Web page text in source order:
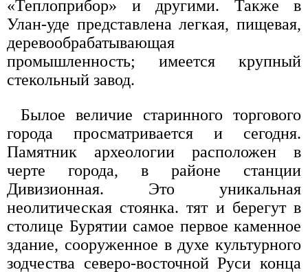
«Теплоприбор» и другими. Также в
Улан-уде представлена легкая, пищевая,
деревообрабатывающая
промышленность; имеется крупный
стекольный завод.
Былое величие старинного торгового
города просматривается и сегодня.
Памятник археологии расположен в
черте города, в районе станции
Дивизионная. Это уникальная
неолитическая стоянка. тят и берегут в
столице Бурятии самое первое каменное
здание, сооруженное в духе культурного
зодчества северо-восточной Руси конца